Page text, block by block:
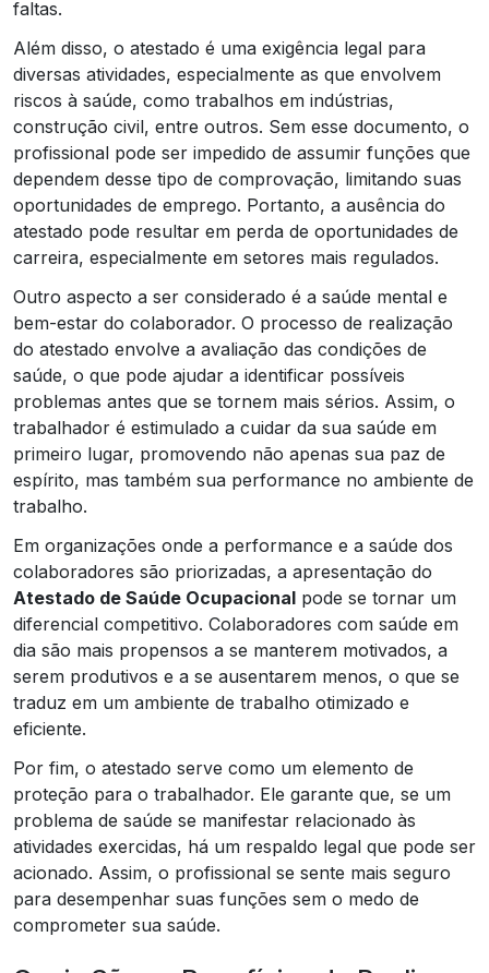
faltas.
Além disso, o atestado é uma exigência legal para
diversas atividades, especialmente as que envolvem
riscos à saúde, como trabalhos em indústrias,
construção civil, entre outros. Sem esse documento, o
profissional pode ser impedido de assumir funções que
dependem desse tipo de comprovação, limitando suas
oportunidades de emprego. Portanto, a ausência do
atestado pode resultar em perda de oportunidades de
carreira, especialmente em setores mais regulados.
Outro aspecto a ser considerado é a saúde mental e
bem-estar do colaborador. O processo de realização
do atestado envolve a avaliação das condições de
saúde, o que pode ajudar a identificar possíveis
problemas antes que se tornem mais sérios. Assim, o
trabalhador é estimulado a cuidar da sua saúde em
primeiro lugar, promovendo não apenas sua paz de
espírito, mas também sua performance no ambiente de
trabalho.
Em organizações onde a performance e a saúde dos
colaboradores são priorizadas, a apresentação do
Atestado de Saúde Ocupacional pode se tornar um
diferencial competitivo. Colaboradores com saúde em
dia são mais propensos a se manterem motivados, a
serem produtivos e a se ausentarem menos, o que se
traduz em um ambiente de trabalho otimizado e
eficiente.
Por fim, o atestado serve como um elemento de
proteção para o trabalhador. Ele garante que, se um
problema de saúde se manifestar relacionado às
atividades exercidas, há um respaldo legal que pode ser
acionado. Assim, o profissional se sente mais seguro
para desempenhar suas funções sem o medo de
comprometer sua saúde.